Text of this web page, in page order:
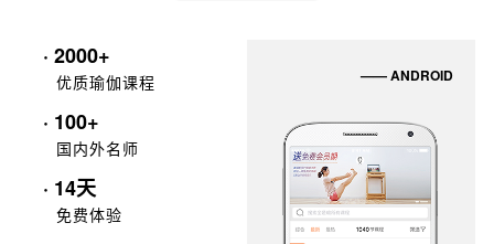
· 2000+
优质瑜伽课程
· 100+
国内外名师
· 14天
免费体验
—— ANDROID